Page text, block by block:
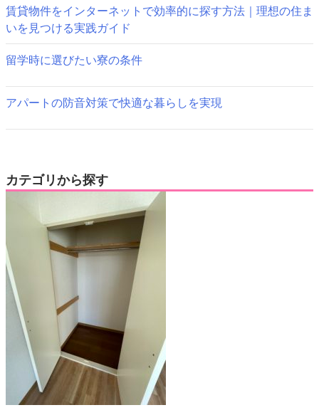
シ
ョ
ン
賃貸物件をインターネットで効率的に探す方法｜理想の住ま
いを見つける実践ガイド
留学時に選びたい寮の条件
アパートの防音対策で快適な暮らしを実現
カテゴリから探す